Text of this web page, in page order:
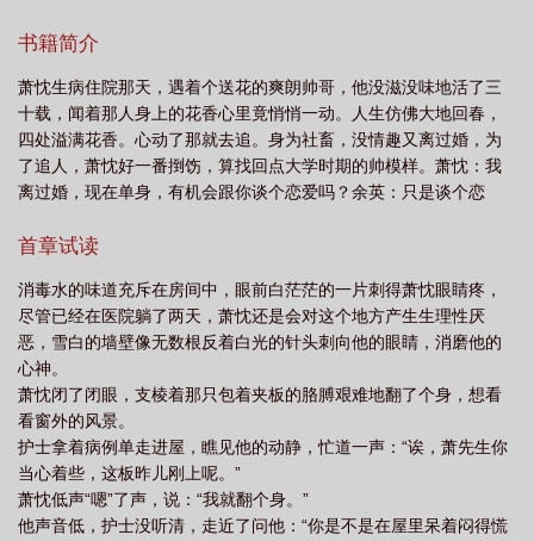
看 闻香识爱
教 闻香识女人剧情详解 闻香玉 闻香品茗 闻香知雅意 闻香识
人 闻香识心 闻香下马是什么意思 闻香识女人 闻香是什么意思 闻香
下马 闻香识女人演员表 闻香识女人讲的是什么故事 闻香探案录 电视
剧 闻香探案录演员表 闻香探案录无名是谁 闻香识心电视剧免费观看完整
书籍简介
萧忱生病住院那天，遇着个送花的爽朗帅哥，他没滋没味地活了三
十载，闻着那人身上的花香心里竟悄悄一动。人生仿佛大地回春，
四处溢满花香。心动了那就去追。身为社畜，没情趣又离过婚，为
了追人，萧忱好一番捯饬，算找回点大学时期的帅模样。萧忱：我
离过婚，现在单身，有机会跟你谈个恋爱吗？余英：只是谈个恋
建筑师受年下。受与前妻无爱。
首章试读
消毒水的味道充斥在房间中，眼前白茫茫的一片刺得萧忱眼睛疼，
尽管已经在医院躺了两天，萧忱还是会对这个地方产生生理性厌
恶，雪白的墙壁像无数根反着白光的针头刺向他的眼睛，消磨他的
心神。
萧忱闭了闭眼，支棱着那只包着夹板的胳膊艰难地翻了个身，想看
看窗外的风景。
护士拿着病例单走进屋，瞧见他的动静，忙道一声：“诶，萧先生你
当心着些，这板昨儿刚上呢。”
萧忱低声“嗯”了声，说：“我就翻个身。”
他声音低，护士没听清，走近了问他：“你是不是在屋里呆着闷得慌